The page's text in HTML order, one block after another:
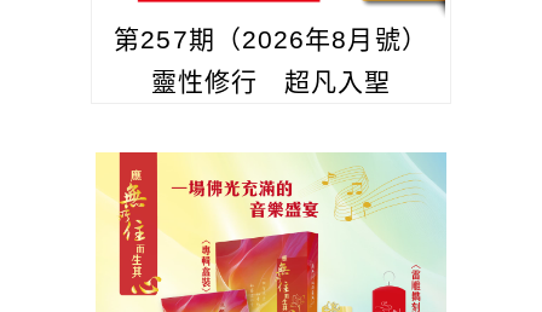
第257期（2026年8月號）
靈性修行 超凡入聖